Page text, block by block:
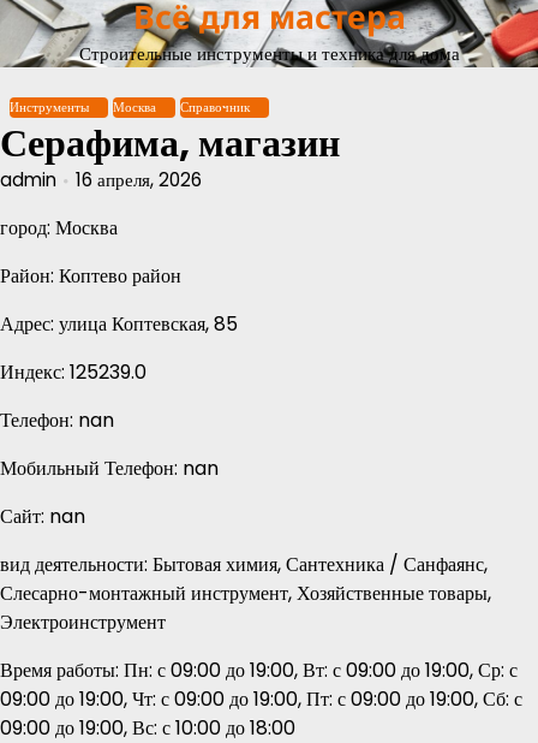
Перейти
содержимому
Всё для мастера
Строительные инструменты и техника для дома
Инструменты Москва Справочник
Серафима, магазин
admin 16 апреля, 2026
город: Москва
Район: Коптево район
Адрес: улица Коптевская, 85
Индекс: 125239.0
Телефон: nan
Мобильный Телефон: nan
Сайт: nan
вид деятельности: Бытовая химия, Сантехника / Санфаянс,
Слесарно-монтажный инструмент, Хозяйственные товары,
Электроинструмент
Время работы: Пн: с 09:00 до 19:00, Вт: с 09:00 до 19:00, Ср: с
09:00 до 19:00, Чт: с 09:00 до 19:00, Пт: с 09:00 до 19:00, Сб: с
09:00 до 19:00, Вс: с 10:00 до 18:00